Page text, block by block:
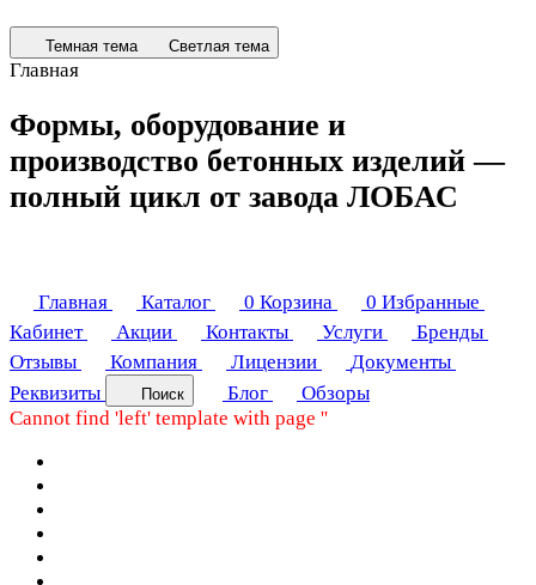
Темная тема Светлая тема
Главная
Формы, оборудование и
производство бетонных изделий —
полный цикл от завода ЛОБАС
Главная Каталог 0 Корзина 0 Избранные
Кабинет
Акции Контакты Услуги
Бренды
Отзывы
Компания Лицензии
Документы
Реквизиты
Поиск Блог
Обзоры
Cannot find 'left' template with page ''